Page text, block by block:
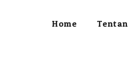
Home